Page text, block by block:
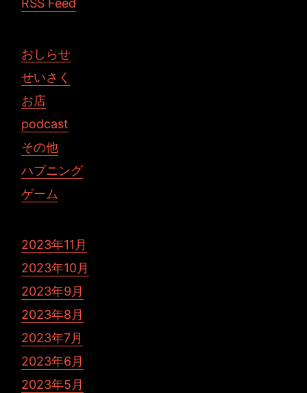
RSS Feed
おしらせ
せいさく
お店
podcast
その他
ハプニング
ゲーム
2023年11月
2023年10月
2023年9月
2023年8月
2023年7月
2023年6月
2023年5月